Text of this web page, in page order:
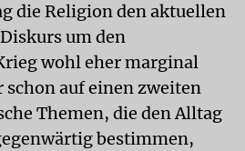
die Religion den aktuellen
um den
wohl eher marginal
schon auf einen zweiten
Themen, die den Alltag
bestimmen,